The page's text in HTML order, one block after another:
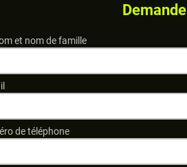
Demande
et nom de famille
de téléphone